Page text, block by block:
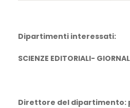
Dipartimenti interessati:
SCIENZE EDITORIALI-
Direttore del dipartimento: